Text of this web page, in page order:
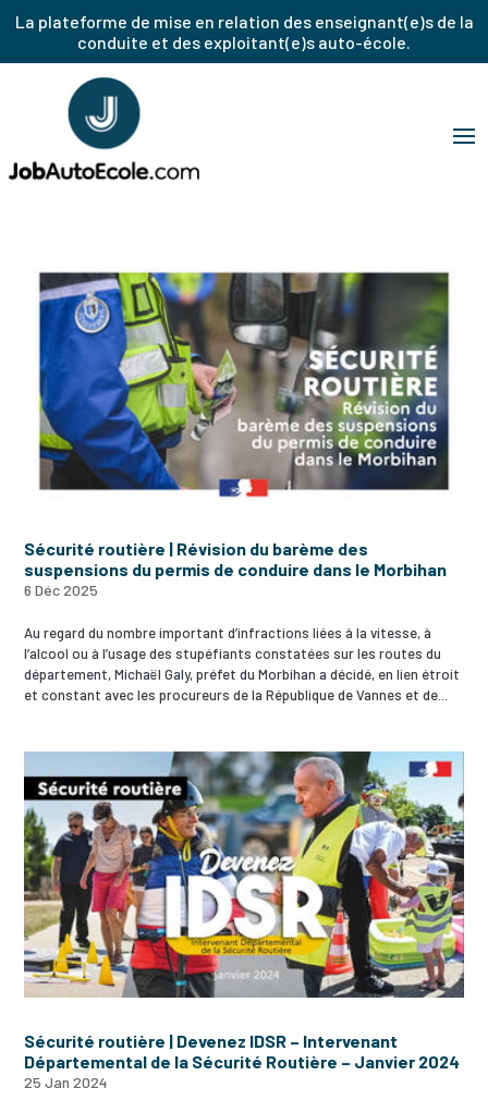
La plateforme de mise en relation des enseignant(e)s de la
conduite et des exploitant(e)s auto-école.
Sécurité routière | Révision du barème des
suspensions du permis de conduire dans le Morbihan
6 Déc 2025
Au regard du nombre important d’infractions liées à la vitesse, à
l’alcool ou à l’usage des stupéfiants constatées sur les routes du
département, Michaël Galy, préfet du Morbihan a décidé, en lien étroit
et constant avec les procureurs de la République de Vannes et de...
Sécurité routière | Devenez IDSR – Intervenant
Départemental de la Sécurité Routière – Janvier 2024
25 Jan 2024